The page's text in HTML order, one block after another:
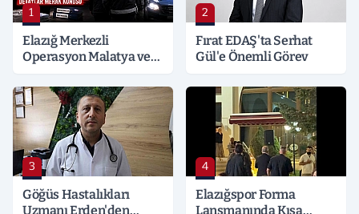
1
Elazığ Merkezli
Operasyon Malatya ve
Detaylar Merak Konusu
2
Fırat EDAŞ'ta Serhat
Gül'e Önemli Görev
3
Göğüs Hastalıkları
Uzmanı Erden'den
4
Elazığspor Forma
Lansmanında Kısa